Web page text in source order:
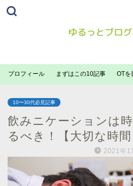
プロフィール まずはこの10記事 OTを
10〜30代必見記事
飲みニケーションは
るべき！【大切な時間
2021年